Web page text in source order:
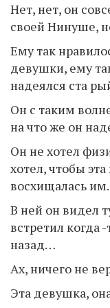
Нет, нет, он
своей Нинуше,
Ему так
девушки, ему
надеялся ста
Он с таким
на что же он
Он не хотел
хотел, чтобы
восхищалась
В ней он видел
встретил когда
назад…
Ах, ничего не
Эта девушка,